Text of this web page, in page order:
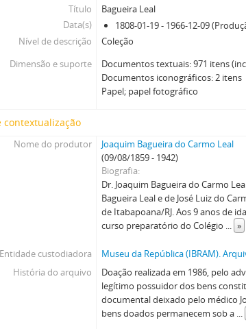
Título
Bagueira Leal
Data(s)
1808-01-19 - 1966-12-09
Nível de descrição
Coleção
Dimensão e suporte
Documentos textuais: 971 itens
Documentos iconográficos: 2 itens
Papel; papel fotográfico
contextualização
Nome do produtor
Joaquim Bagueira do Carmo Leal
(09/08/1859 - 1942)
Biografia
Dr. Joaquim Bagueira do Carmo
Bagueira Leal e de José Luiz do
de Itabapoana/RJ. Aos 9 anos de
curso preparatório do Colégio ... »
Entidade custodiadora
Museu da República (IBRAM).
História do arquivo
Doação realizada em 1986, pelo
legítimo possuidor dos bens
documental deixado pelo médico
bens doados permanecem sob a ...